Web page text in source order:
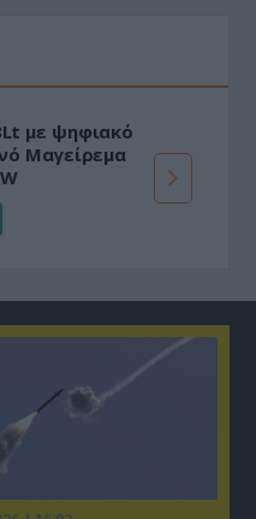
με ψηφιακό
Μαγείρεμα